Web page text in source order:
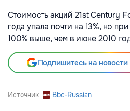
Стоимость акций 21st Century
года упала почти на 13%, но
100% выше, чем в июне 2010
Подпишитесь на
Источник Bbc-Russian